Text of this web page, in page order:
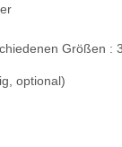
Größen :
optional)